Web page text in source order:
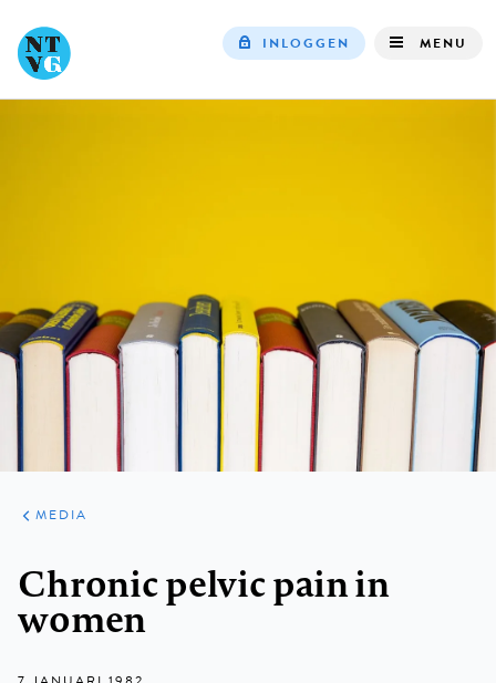
INLOGGEN MENU
ARTIKELEN
VARIA
MEDIA
Chronic pelvic pain in
women